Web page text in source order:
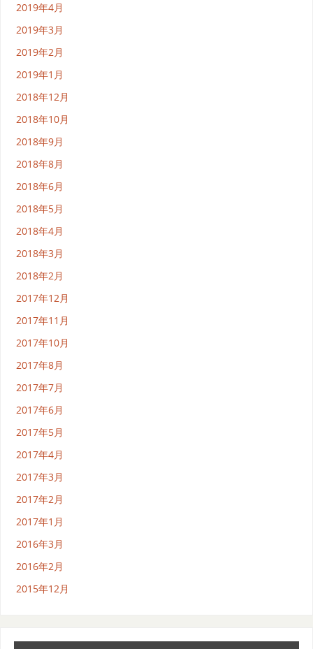
2019年4月
2019年3月
2019年2月
2019年1月
2018年12月
2018年10月
2018年9月
2018年8月
2018年6月
2018年5月
2018年4月
2018年3月
2018年2月
2017年12月
2017年11月
2017年10月
2017年8月
2017年7月
2017年6月
2017年5月
2017年4月
2017年3月
2017年2月
2017年1月
2016年3月
2016年2月
2015年12月